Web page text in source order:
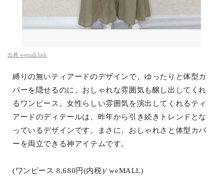
出典 wemall.link
縛りの無いティアードのデザインで、ゆったりと体型カ
バーを隠せるのに、おしゃれな雰囲気も醸し出してくれ
るワンピース。女性らしい雰囲気を演出してくれるティ
アードのディテールは、昨年から引き続きトレンドとな
っているデザインです。まさに、おしゃれさと体型カバ
ーを両立できる神アイテムです。
(ワンピース 8,680円(内税)/ weMALL)